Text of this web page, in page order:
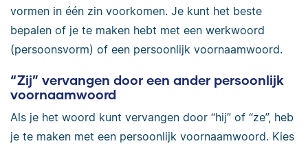
vormen in één zin voorkomen. Je kunt het beste
bepalen of je te maken hebt met een werkwoord
(persoonsvorm) of een persoonlijk voornaamwoord.
“Zij” vervangen door een ander persoonlijk
voornaamwoord
Als je het woord kunt vervangen door “hij” of “ze”, heb
je te maken met een persoonlijk voornaamwoord. Kies